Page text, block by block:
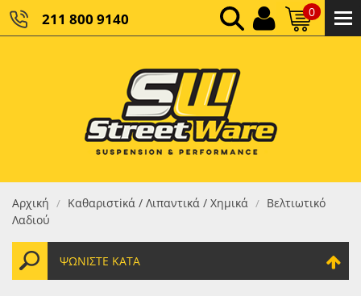
211 800 9140 0
ΚΑΘΑΡΌ ΣΎΝΟΛΟ:
ΤΕΛΙΚΌ ΣΎΝΟΛΟ:0,00 €
Αρχική / Καθαριστiκά / Λιπαντικά / Xημικά / Βελτιωτικό
Λαδιού
ΨΩΝΊΣΤΕ ΚΑΤΆ